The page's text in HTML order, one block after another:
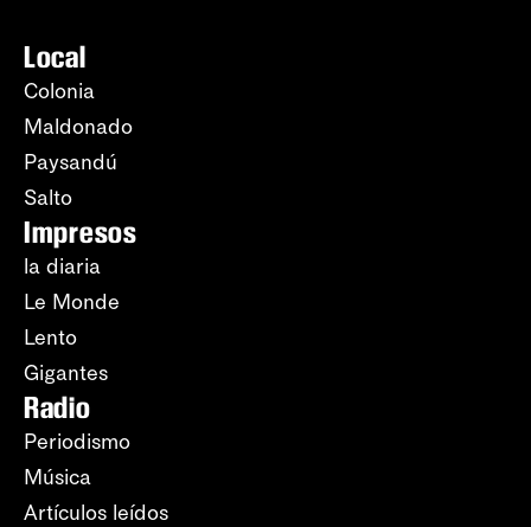
Local
Colonia
Maldonado
Paysandú
Salto
Impresos
la diaria
Le Monde
Lento
Gigantes
Radio
Periodismo
Música
Artículos leídos